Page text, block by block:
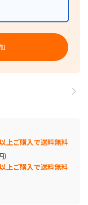
上ご購入で送料無料
上ご購入で送料無料